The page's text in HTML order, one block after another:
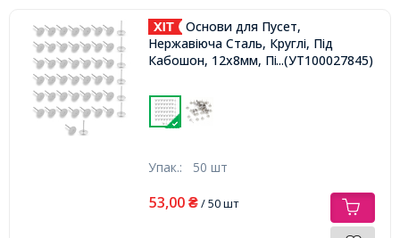
Основи для Пусет,
Нержавіюча Сталь, Круглі, Під
Кабошон, 12х8мм, Пін 0.6мм,...(УТ100027845)
Упак.: 50 шт
53,00 ₴/ 50 шт